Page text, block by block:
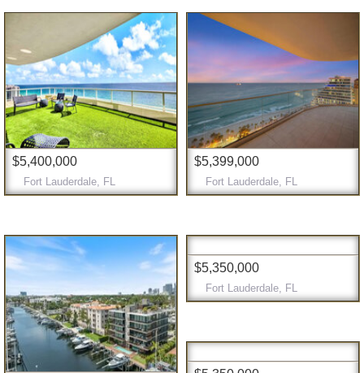
$5,400,000
Fort Lauderdale, FL
$5,399,000
Fort Lauderdale, FL
$5,350,000
Fort Lauderdale, FL